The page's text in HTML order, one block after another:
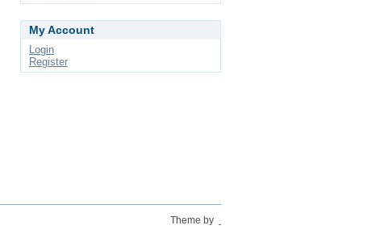
My Account
Login
Register
Theme by